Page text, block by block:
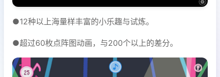
●12种以上海量样丰富的小乐趣与试炼。
●超过60枚点阵图动画，与200个以上的差分。